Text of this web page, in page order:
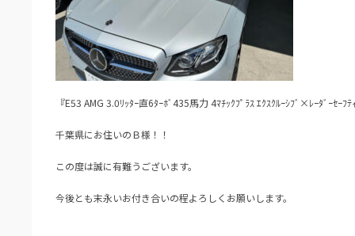
『E53 AMG 3.0ﾘｯﾀｰ直6ﾀｰﾎﾞ435馬力 4ﾏﾁｯｸﾌﾟﾗｽ ｴｸｽｸﾙｰｼﾌﾞ×ﾚｰﾀﾞｰｾｰﾌﾃ
千葉県にお住いのＢ様！！
この度は誠に有難うございます。
今後とも末永いお付き合いの程よろしくお願いします。